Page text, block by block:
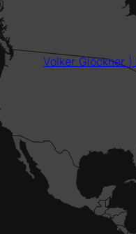
Volker Glöckner |